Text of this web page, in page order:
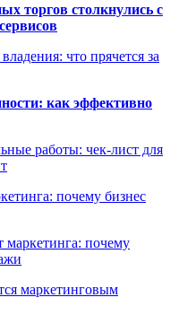
торгов столкнулись с
что прячется за
как эффективно
работы: чек-лист для
почему бизнес
почему
маркетинговым